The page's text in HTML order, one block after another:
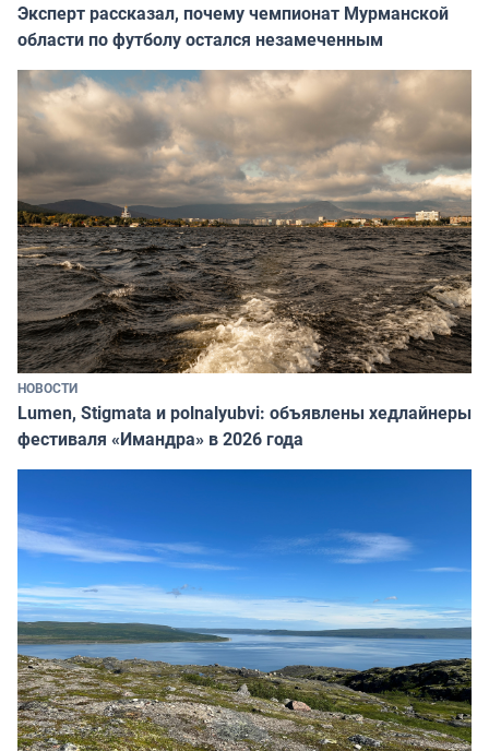
Эксперт рассказал, почему чемпионат Мурманской
области по футболу остался незамеченным
НОВОСТИ
Lumen, Stigmata и polnalyubvi: объявлены хедлайнеры
фестиваля «Имандра» в 2026 года